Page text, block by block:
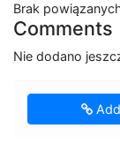
Brak
Comments
Nie dodano